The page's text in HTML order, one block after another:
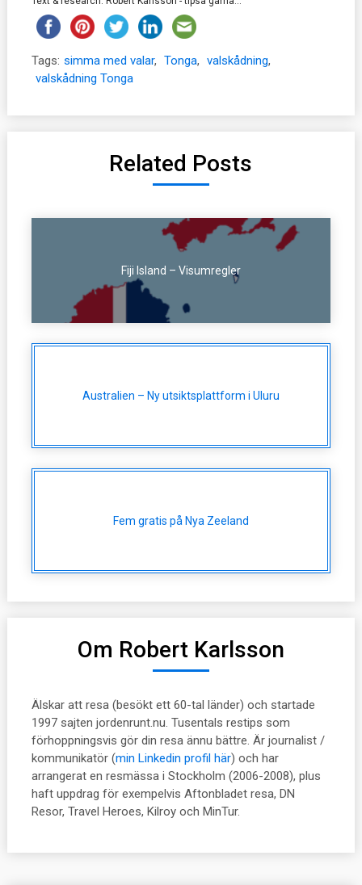
Tags: simma med valar, Tonga, valskådning,
valskådning Tonga
Related Posts
Fiji Island – Visumregler
Australien – Ny utsiktsplattform i Uluru
Fem gratis på Nya Zeeland
Om Robert Karlsson
Älskar att resa (besökt ett 60-tal länder) och startade
1997 sajten jordenrunt.nu. Tusentals restips som
förhoppningsvis gör din resa ännu bättre. Är journalist /
kommunikatör (min Linkedin profil här) och har
arrangerat en resmässa i Stockholm (2006-2008), plus
haft uppdrag för exempelvis Aftonbladet resa, DN
Resor, Travel Heroes, Kilroy och MinTur.